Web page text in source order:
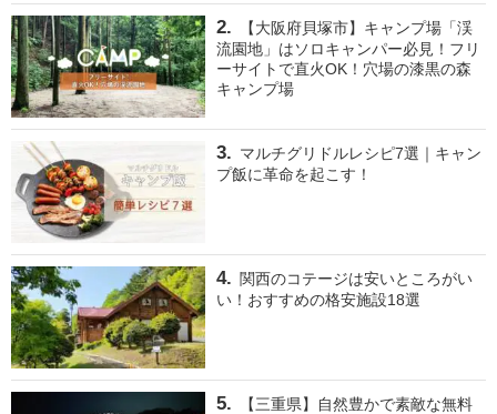
【大阪府貝塚市】キャンプ場「渓
流園地」はソロキャンパー必見！フリ
ーサイトで直火OK！穴場の漆黒の森
キャンプ場
マルチグリドルレシピ7選｜キャン
プ飯に革命を起こす！
関西のコテージは安いところがい
い！おすすめの格安施設18選
【三重県】自然豊かで素敵な無料